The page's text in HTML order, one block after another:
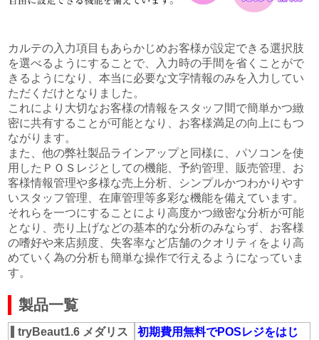
カルテの入力項目もあらかじめお客様が設定できる選択肢
を選べるようにすることで、入力時の手間を省くことがで
きるようになり、本当に必要な文字情報のみを入力してい
ただくだけとなりました。
これにより大切なお客様の情報をスタッフ間で簡単かつ緻
密に共有することが可能となり、お客様満足の向上にもつ
ながります。
また、他の弊社製品ラインアップと同様に、パソコンを使
用したＰＯＳレジとしての機能、予約管理、販売管理、お
客様情報管理や多様な売上分析、シンプルかつわかりやす
いスタッフ管理、在庫管理等多彩な機能を備えています。
それらを一つにすることにより高度かつ緻密な分析が可能
となり、売り上げなどの基本的な分析のみならず、お客様
の嗜好や来店頻度、失客率など店舗のクオリティをより高
めていく為の分析も簡単な操作で行えるようになっていま
す。
製品一覧
tryBeaut1.6 メダリス
初期費用無料でPOSレジをはじ